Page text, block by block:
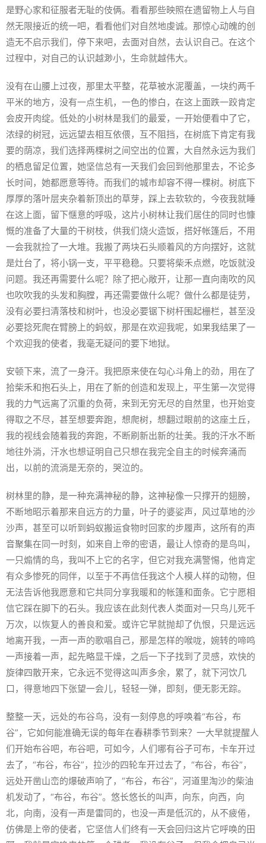
是野心家和征服者无耻的伎俩。看看那些映照在遗留物上人与自
然无限接近的统一吧，看看他们对自然地虔诚。那惊心动魄的创
造无不启示我们，停下来吧，去面对自然，去认识自己。在这个
过程中，对自己的认识越渺小，生命就越伟大。
没有在山腰上过夜，那里太平整，花草被水泥覆盖，一块约两千
平米的地方，没有一点生机，一色的惨白，在这上面跌一跤肯定
会皮开肉绽。低处的小树林是我们的最爱，一开始便看中了它，
浓绿的树冠，远远望去相互依偎，互不阻挡，在树底下肯定有我
要的荫凉，我们选择两棵树之间空出的位置，大自然永远为我们
的栖息留足位置，她坚信总有一天我们会回到他那里去，不论多
长时间，她都愿意等待。而我们的城市却容不得一棵树。树底下
厚厚的落叶层夹杂着新顶出的草芽，踩上去软软的，今夜我就睡
在这上面，留下惬意的呼吸，这片小树林让我们居住的同时也慷
慨的准备了大量的干树枝，供我们烧火造饭，搭好帐篷后，不用
一会我就捡了一大堆。我搬了两块石头顺着风的方向摆好，这就
是灶台了，将小锅一支，平平稳稳。只要将柴禾点燃，吃饭就没
问题。我还再需要什么呢？除了把心敞开，让那一直向南吹的风
也吹吹我的头发和胸膛，再还需要做什么呢？做什么都是徒劳，
没有必要扫清落枝和树叶，也没必要锯下树杆围起栅栏，甚至没
必要捻死爬在臂膀上的蚂蚁，那是在欢迎我呢，如果我结果了一
个欢迎我的使者，我毫无疑问的要下地狱。
安顿下来，流了一身汗。我把原来使在勾心斗角上的劲，用在了
拾柴禾和抱石头上，用在了新的创造和发现上，平生第一次觉得
我的力气远离了沉重的负荷，来到无穷无尽的自然里，也开始变
得取之不尽，甚至想要奔跑，想爬树，想翻过眼前的这座土丘，
我的视线会随着我的奔跑，不断刷新出新的壮美。我的汗水不断
地往外淌，汗水也想证明自己只想在我完全自主的时候奔涌而
出，以前的流淌是无奈的，哭泣的。
树林里的静，是一种充满神秘的静，这神秘像一只撑开的翅膀，
不断地昭示着那来自远方的力量，叶子的婆娑声，风过草地的沙
沙声，甚至可以听到蚂蚁搬运食物时回家的步履声，这所有的声
音聚集在同一时刻，如来自上帝的密语，最让人惊奇的是鸟叫，
一只煽情的鸟，我叫不上它的名字，但它对我充满警惕，他肯定
有众多惨死的同伴，以至于不再信任我这个人模人样的动物，但
无法告诉他我愿意和它共同分享我暖和的帐篷和面条。它宁愿相
信它踩在脚下的石头。我应该在此刻代表人类面对一只鸟儿死千
万次，以恢复人的善良和爱。或许它早就抛却了仇恨，只是远远
地离开我，一声一声的歌唱自己，那是怎样的喉咙，婉转的啼鸣
一声接着一声，起先略显干燥，之后一下子找到了灵感，欢快的
旋律四散开来，它永远不觉得这叫声多余，累了，就下河饮几
口，得意地四下张望一会儿，轻轻一弹，即刻，便无影无踪。
整整一天，远处的布谷鸟，没有一刻停息的呼唤着“布谷，布
谷”，它如何能准确无误的每年在春耕季节到来？一大早就提醒人
们开始布谷吧，布谷吧，可如今，人们哪有谷子可布，卡车开过
去了，“布谷，布谷”，拉沙的四轮车开过去了，“布谷，布谷”，
远处开凿山峦的爆破声响了，“布谷，布谷”，河道里淘沙的柴油
机发动了，“布谷，布谷”。悠长悠长的叫声，向东，向西，向
北，向南，没有一声是雷同的，也没一声是低沉的，从不疲倦，
仿佛是上帝的使者，它坚信人们终有一天会回归这片它呼唤的田